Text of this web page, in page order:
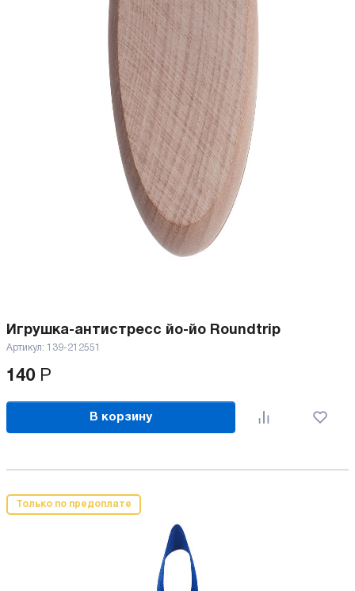
Игрушка-антистресс йо-йо Roundtrip
Артикул: 139-212551
140 Р
В корзину
Только по предоплате